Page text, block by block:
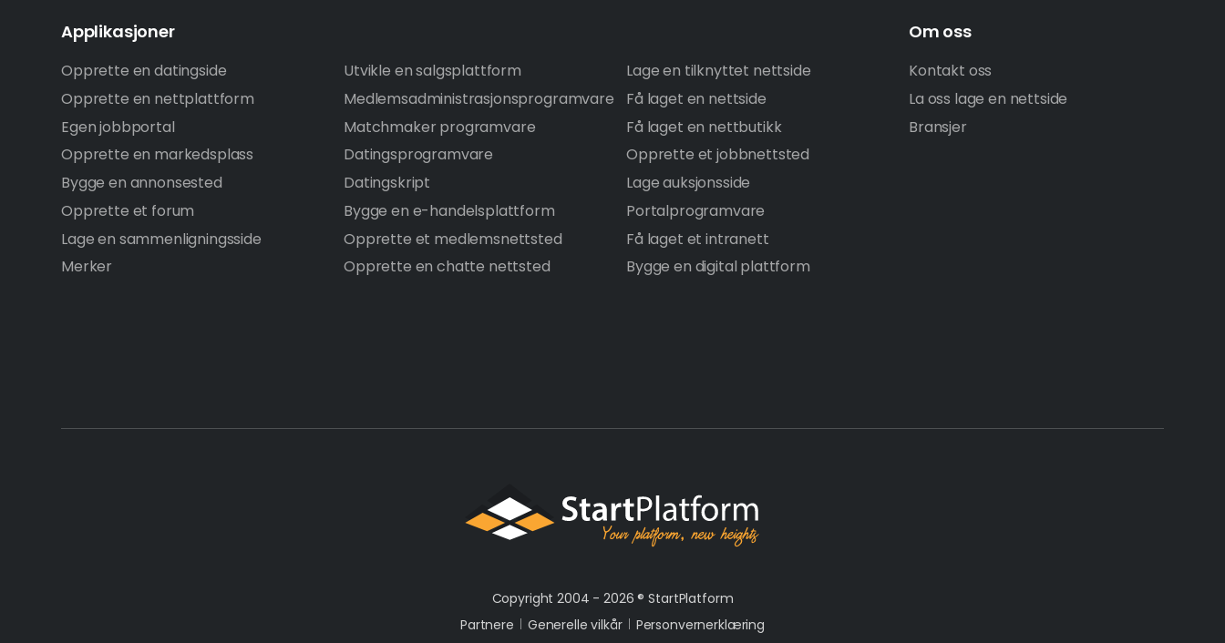
Applikasjoner
Opprette en datingside
Opprette en nettplattform
Egen jobbportal
Opprette en markedsplass
Bygge en annonsested
Opprette et forum
Lage en sammenligningsside
Merker
Utvikle en salgsplattform
Medlemsadministrasjonsprogramvare
Matchmaker programvare
Datingsprogramvare
Datingskript
Bygge en e-handelsplattform
Opprette et medlemsnettsted
Opprette en chatte nettsted
Lage en tilknyttet nettside
Få laget en nettside
Få laget en nettbutikk
Opprette et jobbnettsted
Lage auksjonsside
Portalprogramvare
Få laget et intranett
Bygge en digital plattform
Om oss
Kontakt oss
La oss lage en nettside
Bransjer
Copyright 2004 - 2026 ®StartPlatform
Partnere
Generelle vilkår
Personvernerklæring